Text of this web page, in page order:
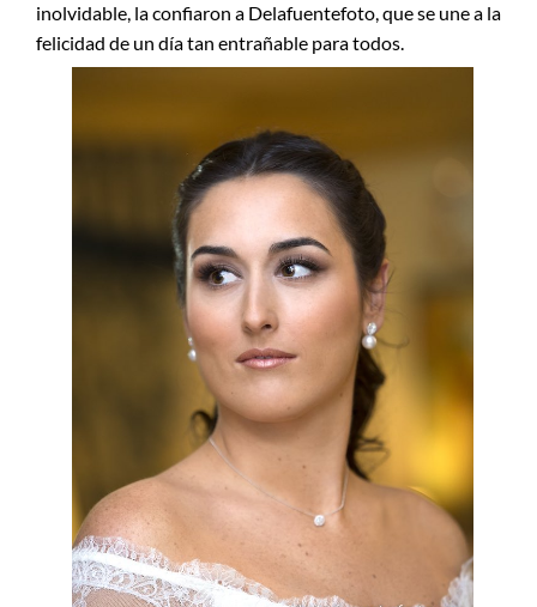
inolvidable, la confiaron a Delafuentefoto, que se une a la
felicidad de un día tan entrañable para todos.